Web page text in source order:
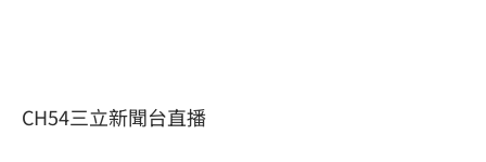
CH54三立新聞台直播